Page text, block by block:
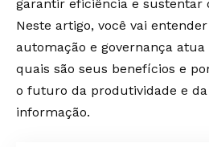
garantir eficiência e sustentar
Neste artigo, você vai
automação e governança
quais são seus benefícios e
o futuro da produtividade e da
informação.